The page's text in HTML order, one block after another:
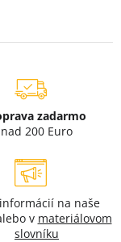
zadarmo
nad 200 Euro
na naše
v materiálovom
slovníku